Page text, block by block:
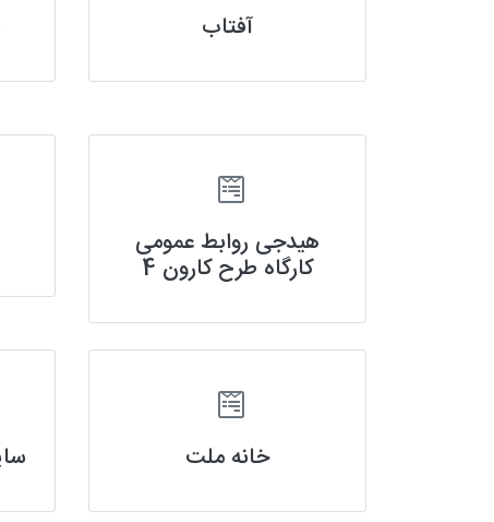
آفتاب
هیدجی روابط عمومی
کارگاه طرح کارون 4
خانه ملت